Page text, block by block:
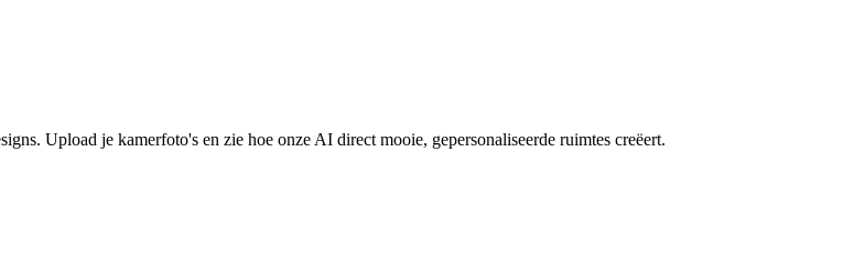
Upload je kamerfoto's en zie hoe onze AI direct mooie, gepersonaliseerde ruimtes creëert.